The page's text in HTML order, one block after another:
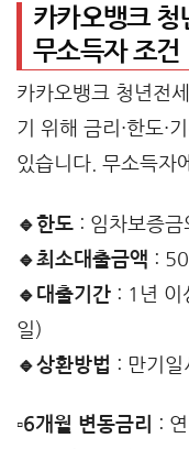
카카오뱅크 청
무소득자 조건
카카오뱅크 청년전
기 위해 금리·한도·
있습니다. 무소득자
🔹한도 : 임차보증
🔹최소대출금액 :
🔹대출기간 : 1년 이
일)
🔹상환방법 : 만기일
▫️6개월 변동금리
: